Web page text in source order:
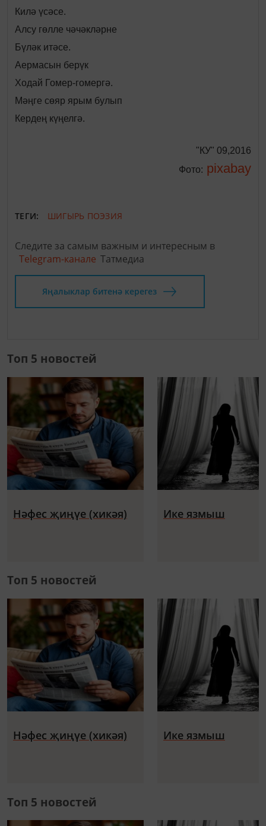
Килә үсәсе.
Алсу гөлле чәчәкләрне
Бүләк итәсе.
Аермасын берүк
Ходай Гомер-гомергә.
Мәңге сөяр ярым булып
Кердең күңелгә.
"КУ" 09,2016
Фото: pixabay
ТЕГИ: ШИГЫРЬ ПОЭЗИЯ
Следите за самым важным и интересным в
Telegram-канале Татмедиа
Яңалыклар битенә керегез
Топ 5 новостей
Нәфес җиңүе (хикәя) Ике язмыш
Топ 5 новостей
Нәфес җиңүе (хикәя) Ике язмыш
Топ 5 новостей